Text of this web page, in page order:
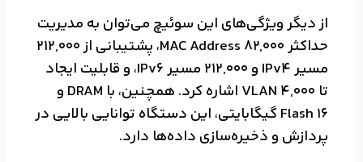
از دیگر ویژگی‌های این سوئیچ می‌توان به مدیریت
حداکثر 82,000 MAC Address، پشتیبانی از 212,000
مسیر IPv4 و 212,000 مسیر IPv6، و قابلیت ایجاد
تا 4,000 VLAN اشاره کرد. همچنین، با DRAM و
Flash 16 گیگابایتی، این دستگاه توانایی بالایی در
پردازش و ذخیره‌سازی داده‌ها دارد.